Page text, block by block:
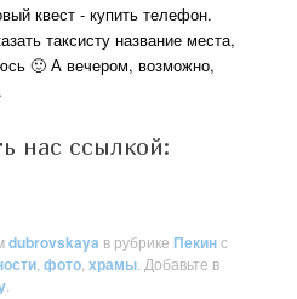
квест - купить телефон.
таксисту название места,
🙂 А вечером, возможно,
нас ссылкой:
dubrovskaya в рубрикеПекинс
,фото ,храмы . Добавьте в